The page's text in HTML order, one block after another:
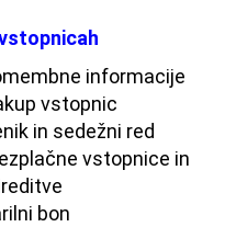
informacije
vstopnic
in sedežni red
vstopnice in
bon